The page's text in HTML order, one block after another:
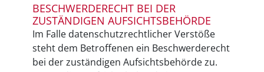
BESCHWERDERECHT BEI DER
ZUSTÄNDIGEN AUFSICHTSBEHÖRDE
Im Falle datenschutzrechtlicher Verstöße
steht dem Betroffenen ein Beschwerderecht
bei der zuständigen Aufsichtsbehörde zu.